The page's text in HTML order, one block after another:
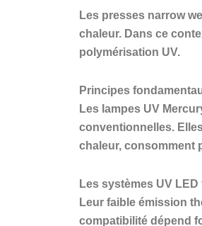
Les presses narrow
chaleur. Dans ce
polymérisation UV.
Principes
Les lampes UV
conventionnelles.
chaleur, consomment
Les systèmes UV
Leur faible émission
compatibilité dépend